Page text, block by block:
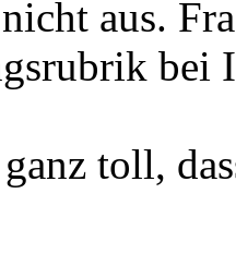
aus.
bei
toll,